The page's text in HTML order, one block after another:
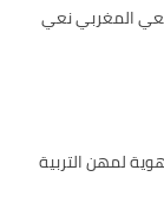
نعي
التربية